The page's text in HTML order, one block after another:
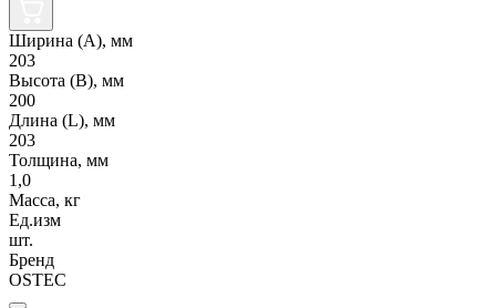
Ширина (А), мм
203
Высота (В), мм
200
Длина (L), мм
203
Толщина, мм
1,0
Масса, кг
Ед.изм
шт.
Бренд
OSTEC